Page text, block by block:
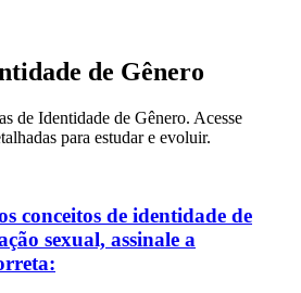
de Gênero
de Identidade de Gênero. Acesse
para estudar e evoluir.
conceitos de identidade de
sexual, assinale a